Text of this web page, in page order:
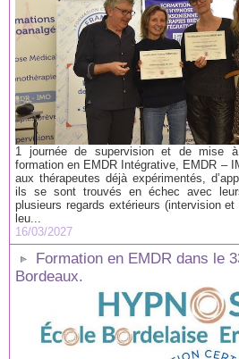
1 journée de supervision et de mise
formation en EMDR Intégrative, EMDR –
aux thérapeutes déjà expérimentés,
ils se sont trouvés en échec avec
plusieurs regards extérieurs (intervision et
leu...
16/03/2027
Formation en EMDR dans le
Bordeaux.